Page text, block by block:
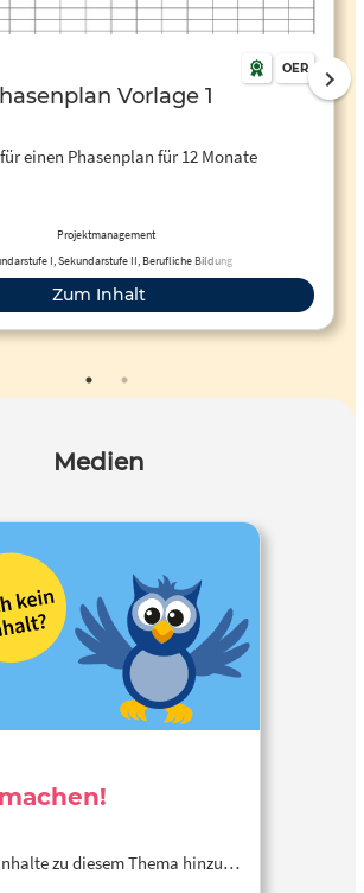
OER
Vorlage 1
einen Phasenplan für 12 Monate
Projektmanagement
I, Sekundarstufe II, Berufliche Bildung
Zum Inhalt
Medien
zu diesem Thema hinzu…